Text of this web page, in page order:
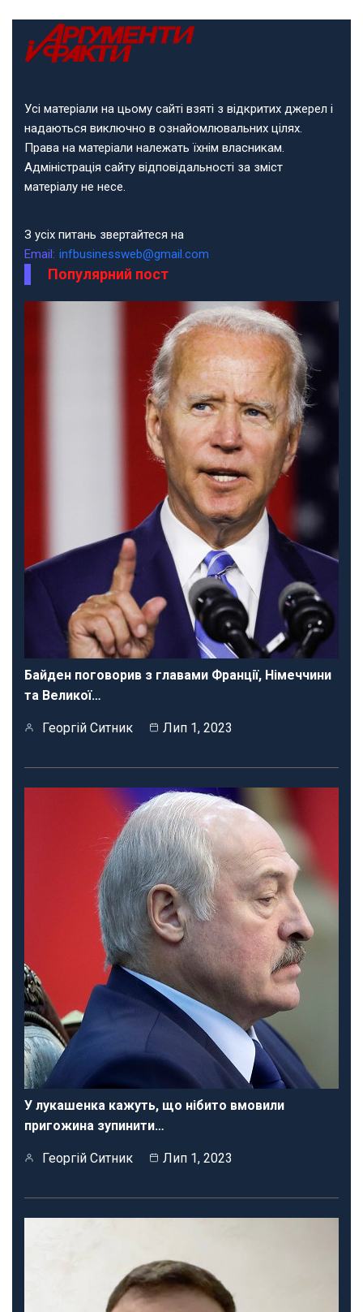
Усі матеріали на цьому сайті взяті з відкритих джерел і
надаються виключно в ознайомлювальних цілях.
Права на матеріали належать їхнім власникам.
Адміністрація сайту відповідальності за зміст
матеріалу не несе.
З усіх питань звертайтеся на
Email: infbusinessweb@gmail.com
Популярний пост
Байден поговорив з главами Франції, Німеччини
та Великої…
Георгій Ситник Лип 1, 2023
У лукашенка кажуть, що нібито вмовили
пригожина зупинити…
Георгій Ситник Лип 1, 2023